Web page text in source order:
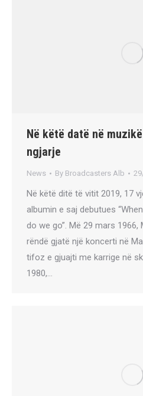
Në këtë datë në
ngjarje
News By Broadcasters Alb
Në këtë ditë të vitit 2019, 17
albumin e saj debutues
do we go”. Më 29 mars 1966,
rëndë gjatë një koncerti në
tifoz e gjuajti me karrige në
1980,…